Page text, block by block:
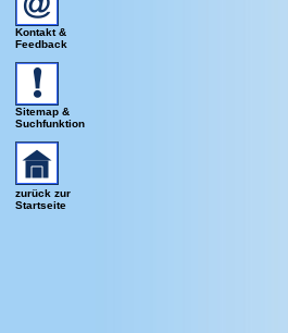
Kontakt &
Feedback
Sitemap &
Suchfunktion
zurück zur
Startseite